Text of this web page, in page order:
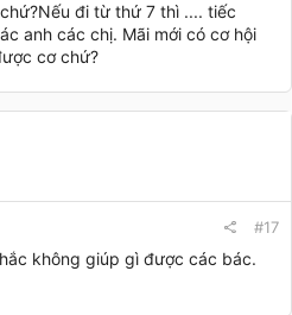
đi từ thứ 7 thì .... tiếc
anh các chị. Mãi mới có cơ hội
cơ chứ?
#17
không giúp gì được các bác.